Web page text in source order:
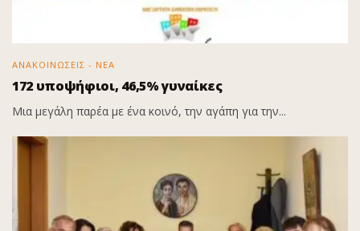
ΑΝΑΚΟΙΝΩΣΕΙΣ - ΝΕΑ
172 υποψήφιοι, 46,5% γυναίκες
Μια μεγάλη παρέα με ένα κοινό, την αγάπη για την...